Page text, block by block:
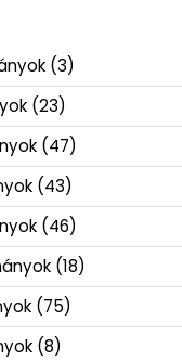
(3)
(23)
(47)
(43)
(46)
(18)
(75)
(8)